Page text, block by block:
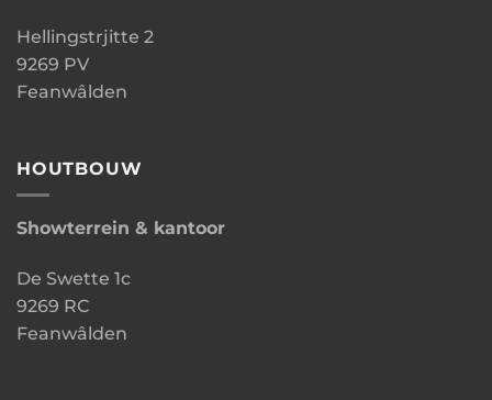
Hellingstrjitte 2
9269 PV
Feanwâlden
HOUTBOUW
Showterrein & kantoor
De Swette 1c
9269 RC
Feanwâlden